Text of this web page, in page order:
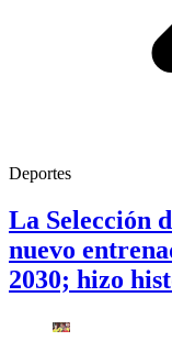
Deportes
La Selección
nuevo
2030; hizo